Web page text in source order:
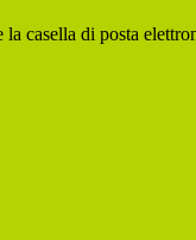
casella di posta